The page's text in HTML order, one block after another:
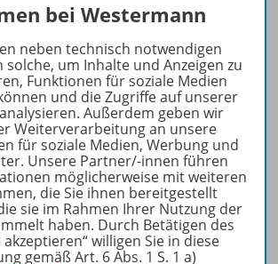
Produkte
bei Westermann
neben technisch notwendigen
solche, um Inhalte und Anzeigen zu
Funktionen für soziale Medien
und die Zugriffe auf unserer
Außerdem geben wir
Weiterverarbeitung an unsere
für soziale Medien, Werbung und
Unsere Partner/-innen führen
möglicherweise mit weiteren
die Sie ihnen bereitgestellt
sie im Rahmen Ihrer Nutzung der
haben. Durch Betätigen des
akzeptieren“ willigen Sie in diese
gemäß Art. 6 Abs. 1 S. 1 a)